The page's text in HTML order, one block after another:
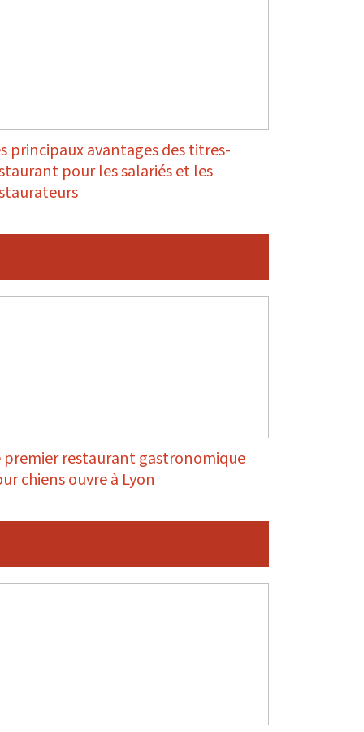
principaux avantages des titres-
pour les salariés et les
premier restaurant gastronomique
chiens ouvre à Lyon